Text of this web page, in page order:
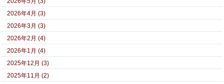
2026年4月 (3)
2026年3月 (3)
2026年2月 (4)
2026年1月 (4)
2025年12月 (3)
2025年11月 (2)